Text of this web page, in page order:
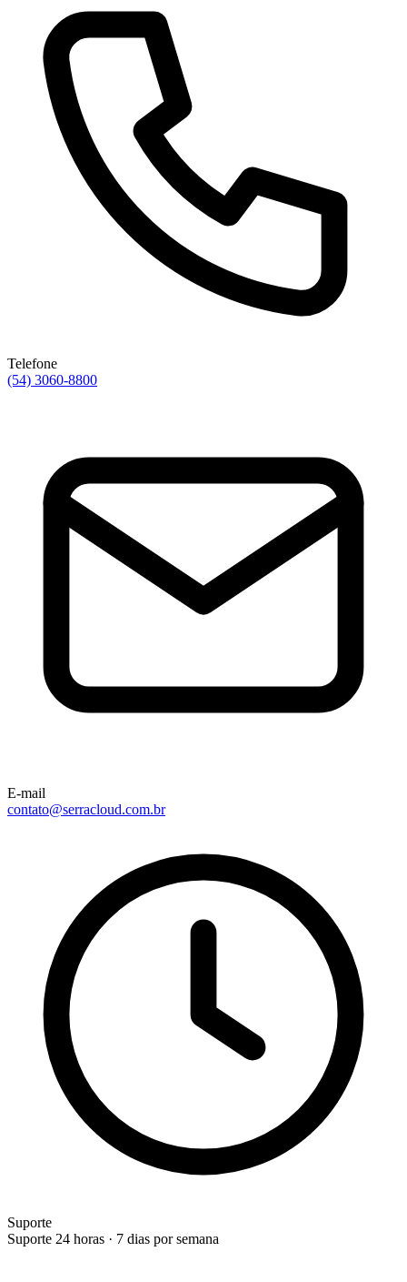
Telefone
(54) 3060-8800
E-mail
contato@serracloud.com.br
Suporte
Suporte 24 horas · 7 dias por semana